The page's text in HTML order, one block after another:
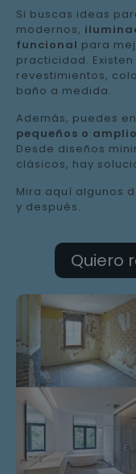
Si buscas ideas
modernos,
funcional para
practicidad.
revestimientos,
baño a medida.
Además, puedes
pequeños o
Desde diseños
clásicos, hay
Mira aquí algunos
y después.
Quiero